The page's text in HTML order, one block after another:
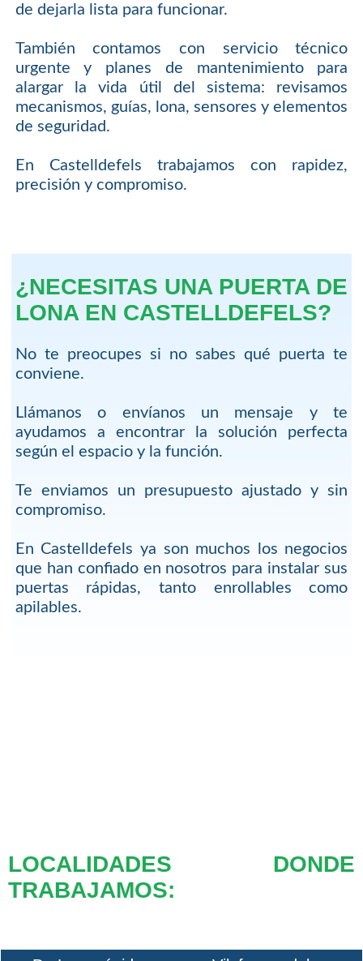
de dejarla lista para funcionar.
También contamos con servicio técnico
urgente y planes de mantenimiento para
alargar la vida útil del sistema: revisamos
mecanismos, guías, lona, sensores y elementos
de seguridad.
En Castelldefels trabajamos con rapidez,
precisión y compromiso.
¿NECESITAS UNA PUERTA DE
LONA EN CASTELLDEFELS?
No te preocupes si no sabes qué puerta te
conviene.
Llámanos o envíanos un mensaje y te
ayudamos a encontrar la solución perfecta
según el espacio y la función.
Te enviamos un presupuesto ajustado y sin
compromiso.
En Castelldefels ya son muchos los negocios
que han confiado en nosotros para instalar sus
puertas rápidas, tanto enrollables como
apilables.
LOCALIDADES DONDE
TRABAJAMOS: